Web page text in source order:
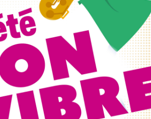
de Dijon a fait un appel à
de-Lattre-de-
qui prendra en charge le
terrains de padel depuis
immobiliers liés à la